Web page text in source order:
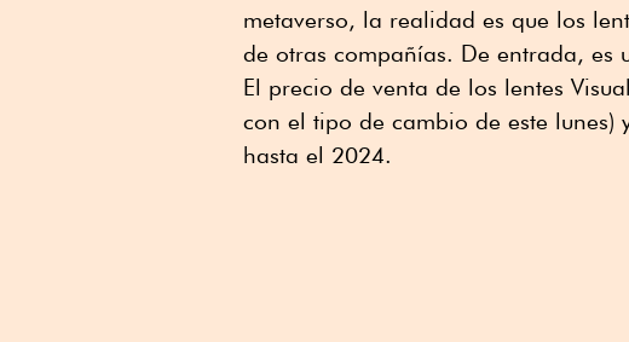
metaverso, la realidad es que los
de otras compañías. De entrada, es
El precio de venta de los lentes
con el tipo de cambio de este lunes)
hasta el 2024.